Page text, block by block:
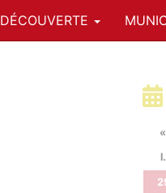
DÉCOUVERTE
«
l.